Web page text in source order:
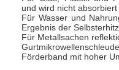
und wird nicht absorbiert
Für Wasser und
Ergebnis der
Für Metallsachen
Förderband mit hoher